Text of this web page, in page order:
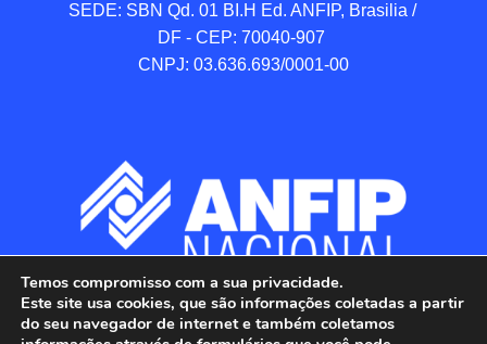
SEDE: SBN Qd. 01 BI.H Ed. ANFIP, Brasilia /
DF - CEP: 70040-907
CNPJ: 03.636.693/0001-00
Temos compromisso com a sua privacidade.
Este site usa cookies, que são informações coletadas a partir
do seu navegador de internet e também coletamos